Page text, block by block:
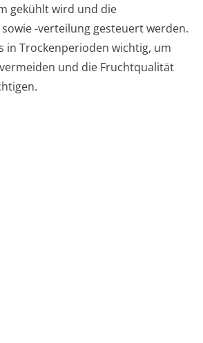
gekühlt wird und die
-verteilung gesteuert werden.
in Trockenperioden wichtig, um
und die Fruchtqualität